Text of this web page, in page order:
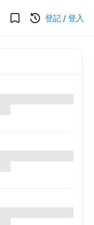
登記 / 登入